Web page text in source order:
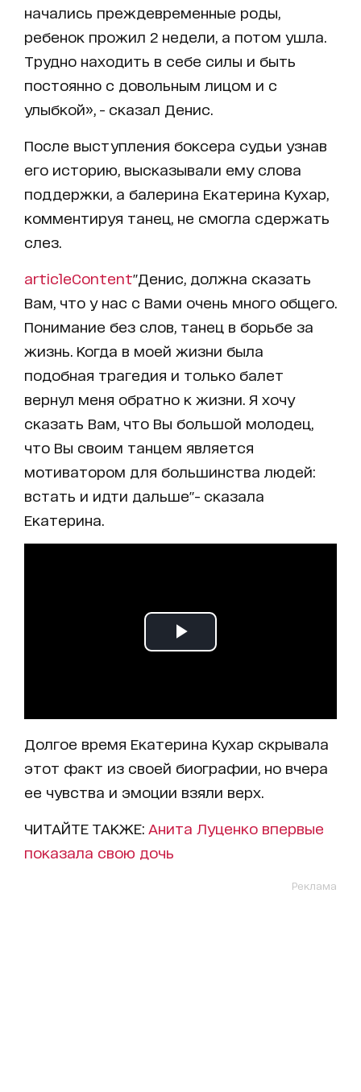
начались преждевременные роды,
ребенок прожил 2 недели, а потом ушла.
Трудно находить в себе силы и быть
постоянно с довольным лицом и с
улыбкой», - сказал Денис.
После выступления боксера судьи узнав
его историю, высказывали ему слова
поддержки, а балерина Екатерина Кухар,
комментируя танец, не смогла сдержать
слез.
articleContent"Денис, должна сказать
Вам, что у нас с Вами очень много общего.
Понимание без слов, танец в борьбе за
жизнь. Когда в моей жизни была
подобная трагедия и только балет
вернул меня обратно к жизни. Я хочу
сказать Вам, что Вы большой молодец,
что Вы своим танцем является
мотиватором для большинства людей:
встать и идти дальше"- сказала
Екатерина.
Долгое время Екатерина Кухар скрывала
этот факт из своей биографии, но вчера
ее чувства и эмоции взяли верх.
ЧИТАЙТЕ ТАКЖЕ: Анита Луценко впервые
показала свою дочь
Реклама